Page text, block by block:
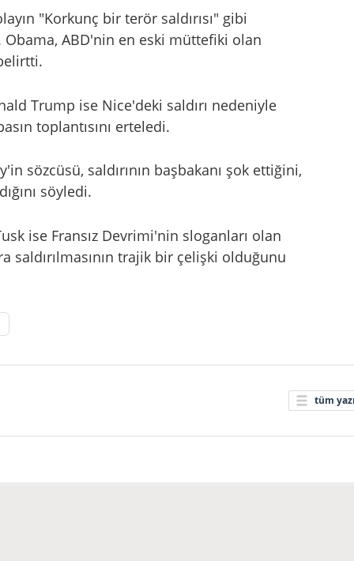
"Korkunç bir terör saldırısı" gibi
Obama, ABD'nin en eski müttefiki olan
Trump ise Nice'deki saldırı nedeniyle
toplantısını erteledi.
sözcüsü, saldırının başbakanı şok ettiğini,
söyledi.
ise Fransız Devrimi'nin sloganları olan
trajik bir çelişki olduğunu
tüm